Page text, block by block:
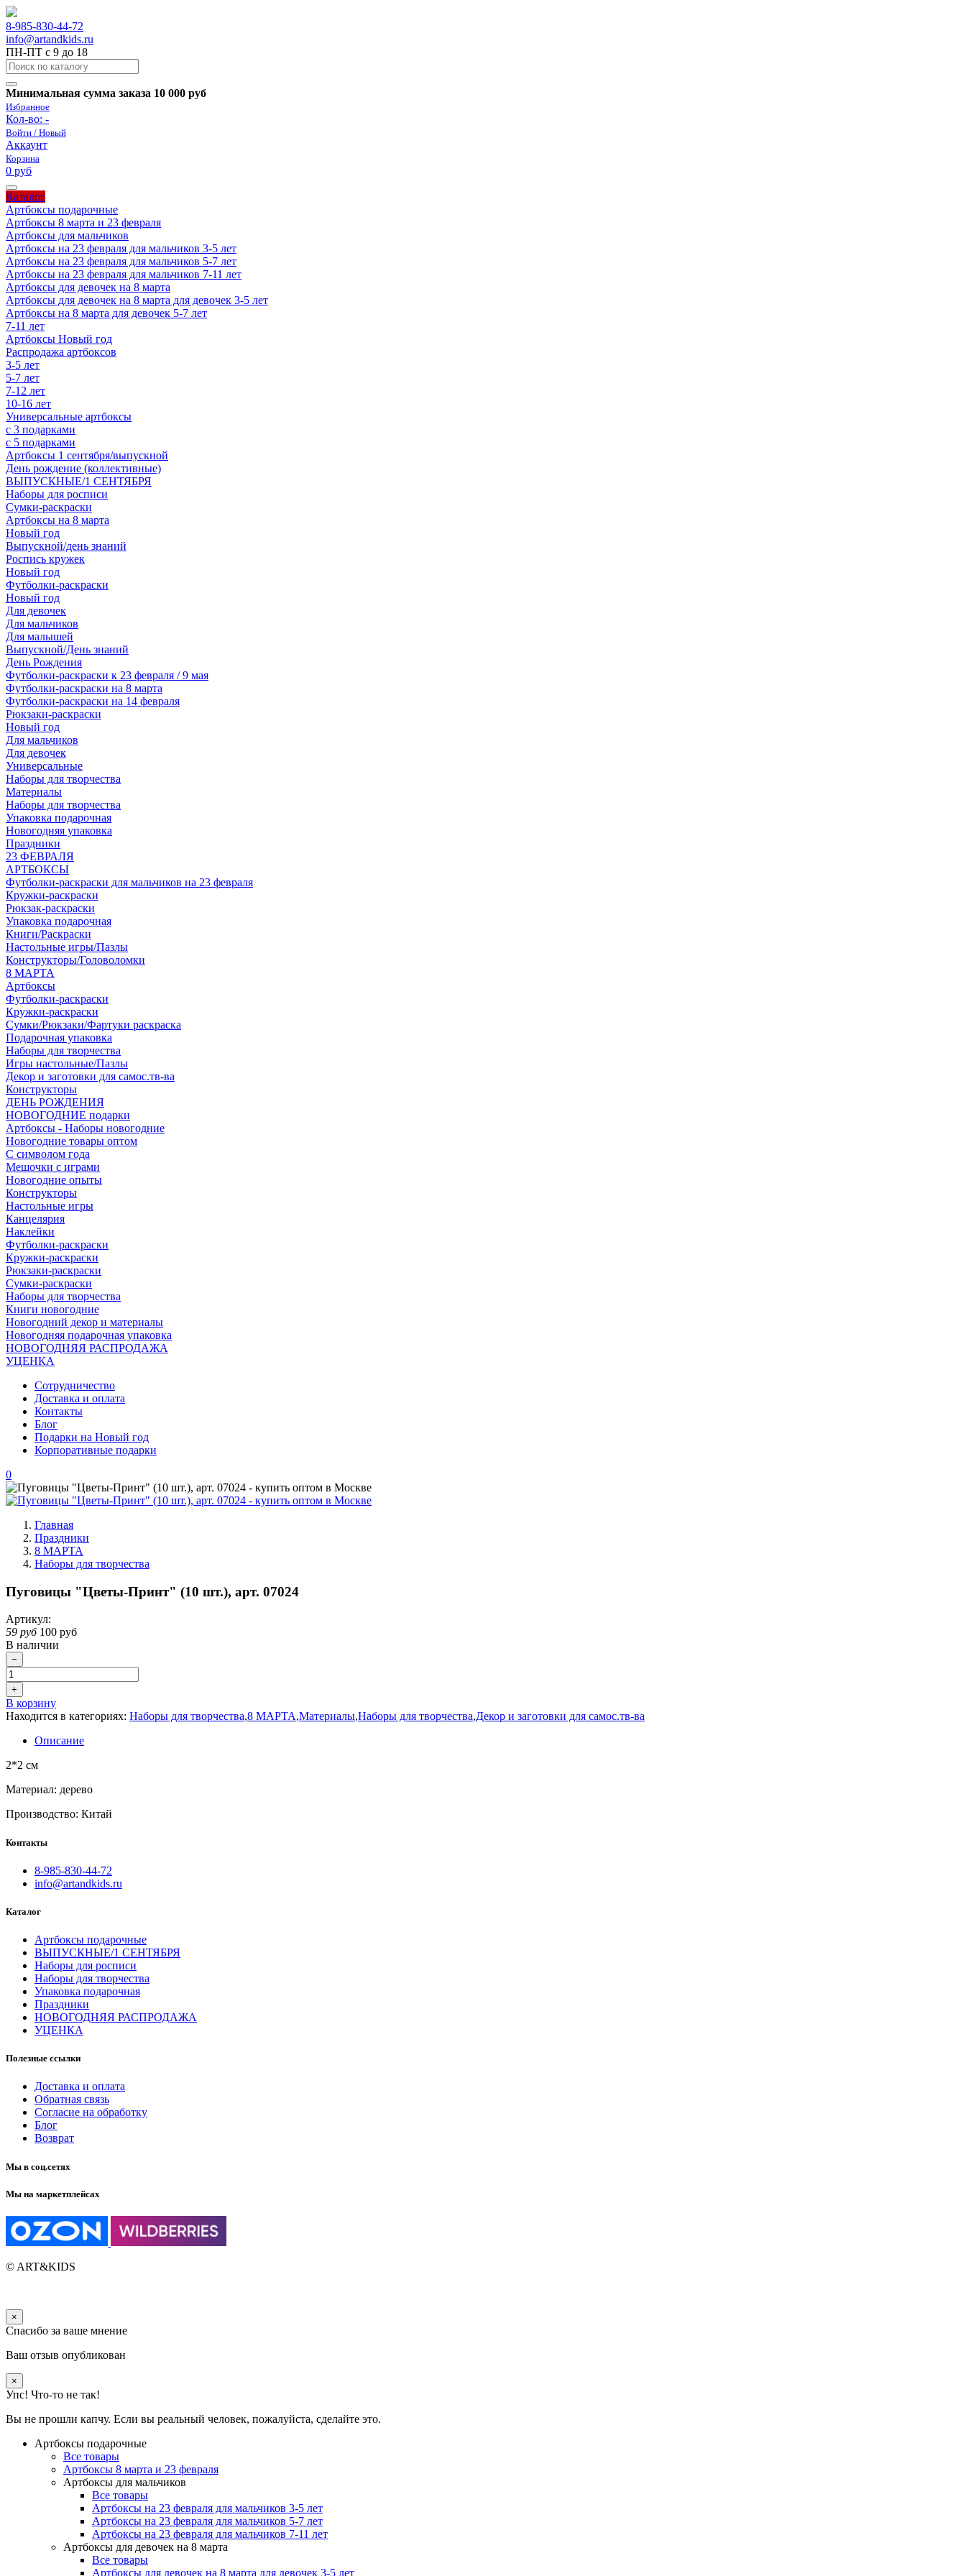
8-985-830-44-72
info@artandkids.ru
ПН-ПТ с 9 до 18
Минимальная сумма заказа 10 000 руб
Избранное
Кол-во: -
Войти / Новый
Аккаунт
Корзина
0 руб
Каталог
Артбоксы подарочные
Артбоксы 8 марта и 23 февраля
Артбоксы для мальчиков
Артбоксы на 23 февраля для мальчиков 3-5 лет
Артбоксы на 23 февраля для мальчиков 5-7 лет
Артбоксы на 23 февраля для мальчиков 7-11 лет
Артбоксы для девочек на 8 марта
Артбоксы для девочек на 8 марта для девочек 3-5 лет
Артбоксы на 8 марта для девочек 5-7 лет
7-11 лет
Артбоксы Новый год
Распродажа артбоксов
3-5 лет
5-7 лет
7-12 лет
10-16 лет
Универсальные артбоксы
с 3 подарками
с 5 подарками
Артбоксы 1 сентября/выпускной
День рождение (коллективные)
ВЫПУСКНЫЕ/1 СЕНТЯБРЯ
Наборы для росписи
Сумки-раскраски
Артбоксы на 8 марта
Новый год
Выпускной/день знаний
Роспись кружек
Новый год
Футболки-раскраски
Новый год
Для девочек
Для мальчиков
Для малышей
Выпускной/День знаний
День Рождения
Футболки-раскраски к 23 февраля / 9 мая
Футболки-раскраски на 8 марта
Футболки-раскраски на 14 февраля
Рюкзаки-раскраски
Новый год
Для мальчиков
Для девочек
Универсальные
Наборы для творчества
Материалы
Наборы для творчества
Упаковка подарочная
Новогодняя упаковка
Праздники
23 ФЕВРАЛЯ
АРТБОКСЫ
Футболки-раскраски для мальчиков на 23 февраля
Кружки-раскраски
Рюкзак-раскраски
Упаковка подарочная
Книги/Раскраски
Настольные игры/Пазлы
Конструкторы/Головоломки
8 МАРТА
Артбоксы
Футболки-раскраски
Кружки-раскраски
Сумки/Рюкзаки/Фартуки раскраска
Подарочная упаковка
Наборы для творчества
Игры настольные/Пазлы
Декор и заготовки для самос.тв-ва
Конструкторы
ДЕНЬ РОЖДЕНИЯ
НОВОГОДНИЕ подарки
Артбоксы - Наборы новогодние
Новогодние товары оптом
С символом года
Мешочки с играми
Новогодние опыты
Конструкторы
Настольные игры
Канцелярия
Наклейки
Футболки-раскраски
Кружки-раскраски
Рюкзаки-раскраски
Сумки-раскраски
Наборы для творчества
Книги новогодние
Новогодний декор и материалы
Новогодняя подарочная упаковка
НОВОГОДНЯЯ РАСПРОДАЖА
УЦЕНКА
Сотрудничество
Доставка и оплата
Контакты
Блог
Подарки на Новый год
Корпоративные подарки
0
Главная
Праздники
8 МАРТА
Наборы для творчества
Пуговицы "Цветы-Принт" (10 шт.), арт. 07024
Артикул:
59 руб 100 руб
В наличии
−
+
В корзину
Находится в категориях: Наборы для творчества,8 МАРТА,Материалы,Наборы для творчества,Декор и заготовки для самос.тв-ва
Описание
2*2 см
Материал: дерево
Производство: Китай
Контакты
8-985-830-44-72
info@artandkids.ru
Каталог
Артбоксы подарочные
ВЫПУСКНЫЕ/1 СЕНТЯБРЯ
Наборы для росписи
Наборы для творчества
Упаковка подарочная
Праздники
НОВОГОДНЯЯ РАСПРОДАЖА
УЦЕНКА
Полезные ссылки
Доставка и оплата
Обратная связь
Согласие на обработку
Блог
Возврат
Мы в соц.сетях
Мы на маркетплейсах
© ART&KIDS
×
Спасибо за ваше мнение
Ваш отзыв опубликован
×
Упс! Что-то не так!
Вы не прошли капчу. Если вы реальный человек, пожалуйста, сделайте это.
Артбоксы подарочные
Все товары
Артбоксы 8 марта и 23 февраля
Артбоксы для мальчиков
Все товары
Артбоксы на 23 февраля для мальчиков 3-5 лет
Артбоксы на 23 февраля для мальчиков 5-7 лет
Артбоксы на 23 февраля для мальчиков 7-11 лет
Артбоксы для девочек на 8 марта
Все товары
Артбоксы для девочек на 8 марта для девочек 3-5 лет